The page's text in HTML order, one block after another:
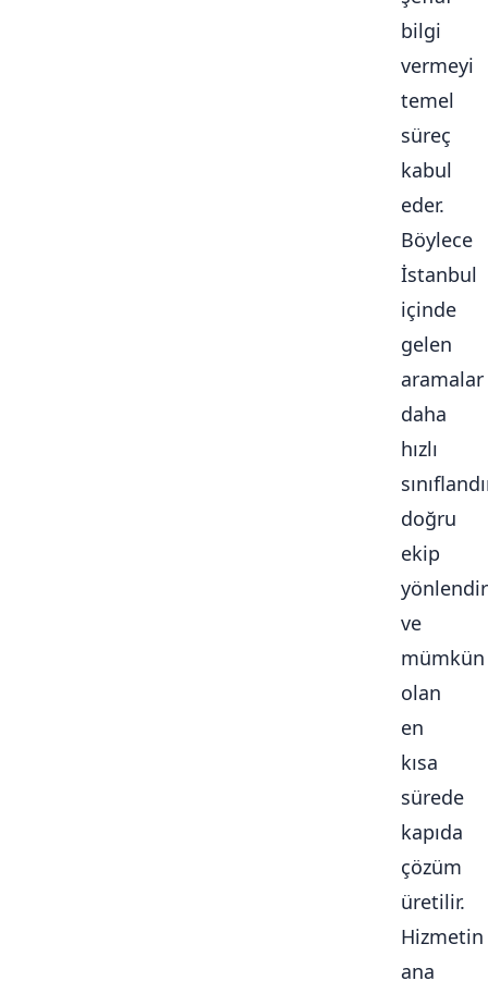
bilgi
vermeyi
temel
süreç
kabul
eder.
Böylece
İstanbul
içinde
gelen
aramalar
daha
hızlı
doğru
ekip
ve
mümkün
olan
en
kısa
sürede
kapıda
çözüm
üretilir.
Hizmetin
ana